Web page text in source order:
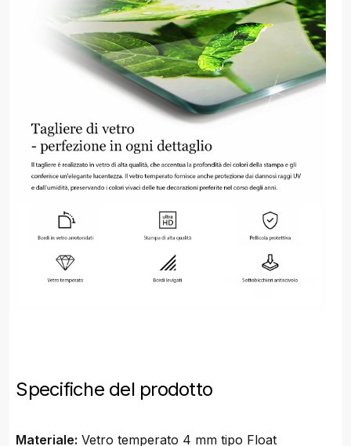
Specifiche del prodotto
Materiale: Vetro temperato 4 mm tipo Float